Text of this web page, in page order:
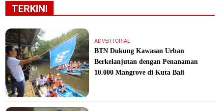
TERKINI
ADVERTORIAL
BTN Dukung Kawasan Urban
Berkelanjutan dengan Penanaman
10.000 Mangrove di Kuta Bali